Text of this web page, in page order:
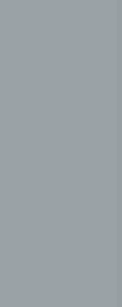
in einer Weise,
werden
aufbewahrt
und
unterliegen,
die
für die
die Verarbeitung